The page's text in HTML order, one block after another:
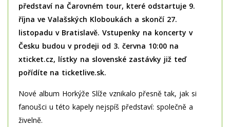
představí na Čarovném tour, které odstartuje 9.
října ve Valašských Kloboukách a skončí 27.
listopadu v Bratislavě. Vstupenky na koncerty v
Česku budou v prodeji od 3. června 10:00 na
xticket.cz, lístky na slovenské zastávky již teď
pořídíte na ticketlive.sk.
Nové album Horkýže Slíže vznikalo přesně tak, jak si
fanoušci u této kapely nejspíš představí: společně a
živelně.